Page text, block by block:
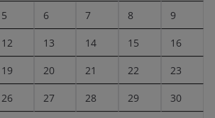
5 6 7 8 9
12 13 14 15 16
19 20 21 22 23
26 27 28 29 30